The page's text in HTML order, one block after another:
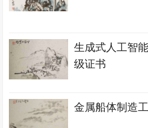
生成式人工智
级证书
金属船体制造